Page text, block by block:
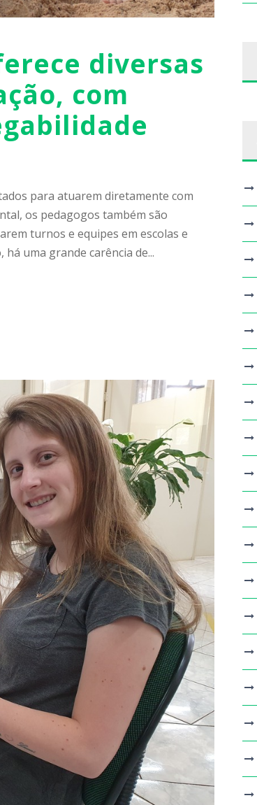
diversas
com
para atuarem diretamente com
os pedagogos também são
turnos e equipes em escolas e
uma grande carência de...